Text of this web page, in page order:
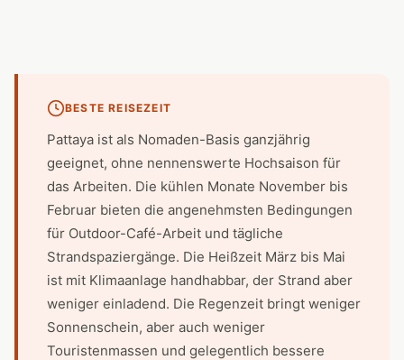
BESTE REISEZEIT
Pattaya ist als Nomaden-Basis ganzjährig
geeignet, ohne nennenswerte Hochsaison für
das Arbeiten. Die kühlen Monate November bis
Februar bieten die angenehmsten Bedingungen
für Outdoor-Café-Arbeit und tägliche
Strandspaziergänge. Die Heißzeit März bis Mai
ist mit Klimaanlage handhabbar, der Strand aber
weniger einladend. Die Regenzeit bringt weniger
Sonnenschein, aber auch weniger
Touristenmassen und gelegentlich bessere